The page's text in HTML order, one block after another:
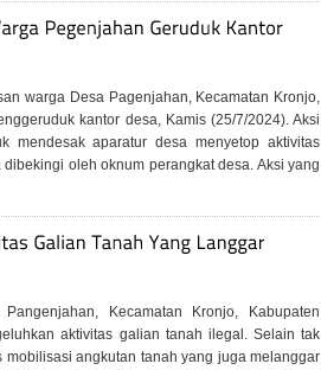
warga Desa Pagenjahan, Kecamatan Kronjo,
kantor desa, Kamis (25/7/2024). Aksi
mendesak aparatur desa menyetop aktivitas
oleh oknum perangkat desa. Aksi yang
Kecamatan Kronjo, Kabupaten
aktivitas galian tanah ilegal. Selain tak
mobilisasi angkutan tanah yang juga melanggar